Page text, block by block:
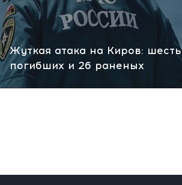
Жуткая атака на Киров: шесть
погибших и 26 раненых